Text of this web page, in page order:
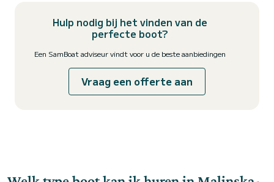
Hulp nodig bij het vinden van de
perfecte boot?
Een SamBoat adviseur vindt voor u de beste aanbiedingen
Vraag een offerte aan